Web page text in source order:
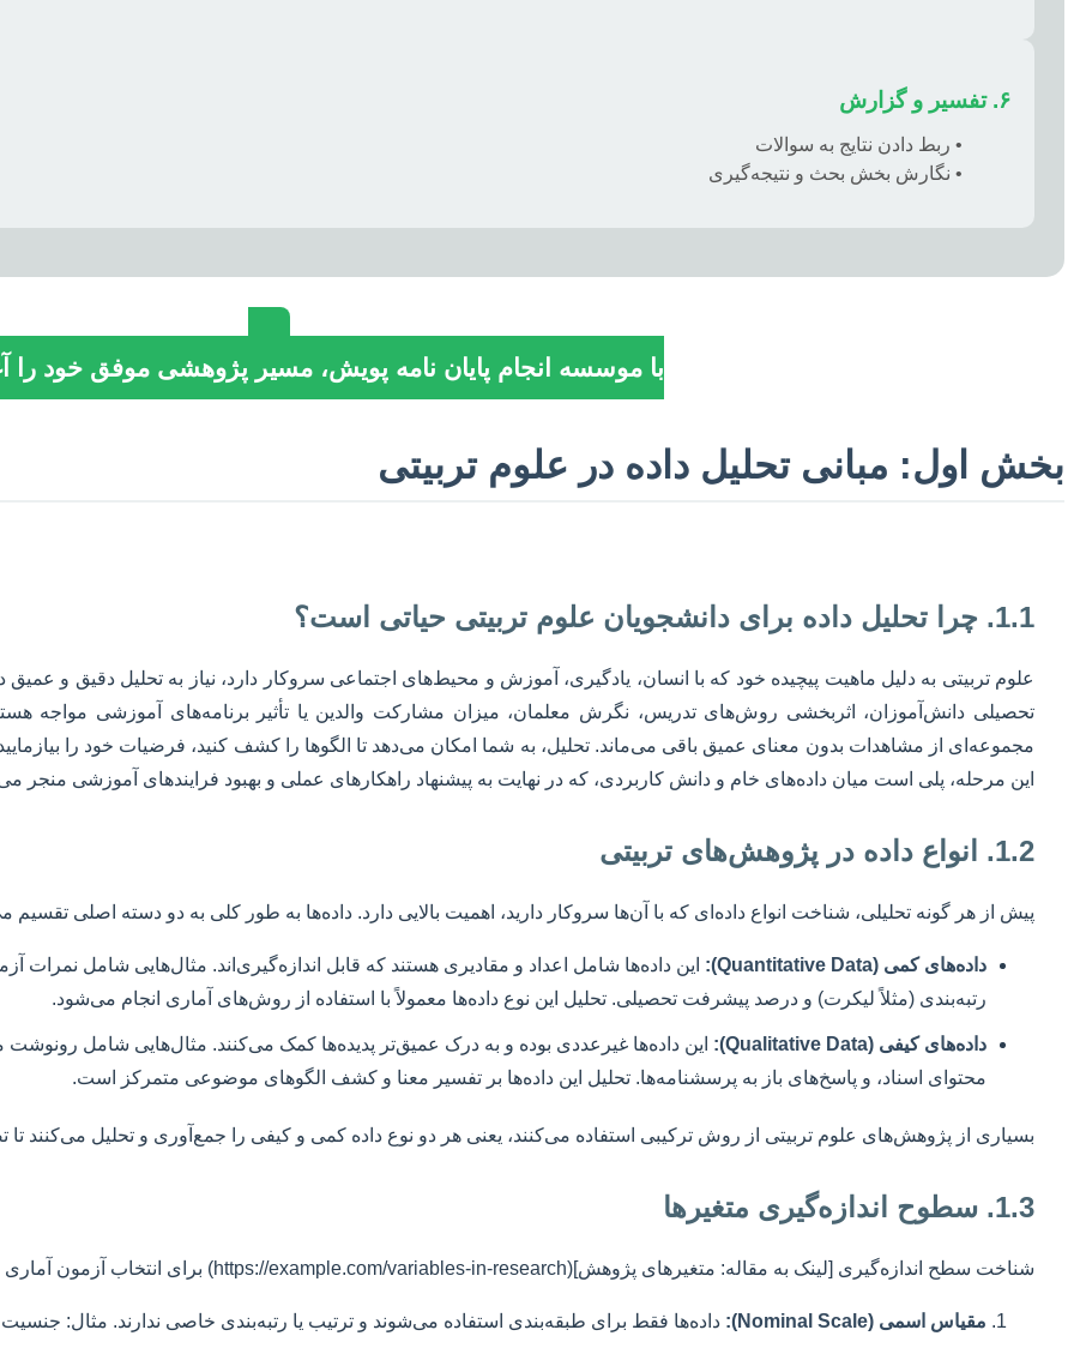
۶. تفسیر و گزارش
• ربط دادن نتایج به سوالات
• نگارش بخش بحث و نتیجه‌گیری
با موسسه انجام پایان نامه پویش، مسیر پژوهشی موفق خود را
بخش اول: مبانی تحلیل داده در علوم تربیتی
1.1. چرا تحلیل داده برای دانشجویان علوم تربیتی حیاتی است؟
علوم تربیتی به دلیل ماهیت پیچیده خود که با انسان، یادگیری، آموزش و محیط‌های اجتماعی سروکار دارد، نیاز به تحلیل دقیق و عمیق
تحصیلی دانش‌آموزان، اثربخشی روش‌های تدریس، نگرش معلمان، میزان مشارکت والدین یا تأثیر برنامه‌های آموزشی مواجه
مجموعه‌ای از مشاهدات بدون معنای عمیق باقی می‌ماند. تحلیل، به شما امکان می‌دهد تا الگوها را کشف کنید، فرضیات خود را
این مرحله، پلی است میان داده‌های خام و دانش کاربردی، که در نهایت به پیشنهاد راهکارهای عملی و بهبود فرایندهای آموزشی منجر
1.2. انواع داده در پژوهش‌های تربیتی
پیش از هر گونه تحلیلی، شناخت انواع داده‌ای که با آن‌ها سروکار دارید، اهمیت بالایی دارد. داده‌ها به طور کلی به دو دسته اصلی تقسیم
داده‌های کمی (Quantitative Data):
این داده‌ها شامل اعداد و مقادیری هستند که قابل اندازه‌گیری‌اند. مثال‌هایی شامل
رتبه‌بندی (مثلاً لیکرت) و درصد پیشرفت تحصیلی. تحلیل این نوع داده‌ها معمولاً با استفاده از روش‌های آماری انجام می‌شود.
داده‌های کیفی (Qualitative Data):
این داده‌ها غیرعددی بوده و به درک عمیق‌تر پدیده‌ها کمک می‌کنند. مثال‌هایی شامل رونوشت
محتوای اسناد، و پاسخ‌های باز به پرسشنامه‌ها. تحلیل این داده‌ها بر تفسیر معنا و کشف الگوهای موضوعی متمرکز است.
بسیاری از پژوهش‌های علوم تربیتی از روش ترکیبی استفاده می‌کنند، یعنی هر دو نوع داده کمی و کیفی را جمع‌آوری و تحلیل می‌کنند
1.3. سطوح اندازه‌گیری متغیرها
شناخت سطح اندازه‌گیری [لینک به مقاله: متغیرهای پژوهش](https://example.com/variables-in-research) برای انتخاب آزمون آماری مناسب، اساسی است. چهار سطح اصلی اندازه‌گیری وجود دارد:
مقیاس اسمی (Nominal Scale): داده‌ها فقط برای طبقه‌بندی استفاده می‌شوند و ترتیب یا رتبه‌بندی خاصی ندارند. مثال: